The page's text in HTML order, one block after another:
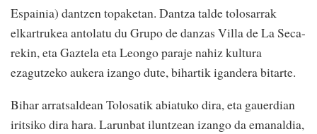
Espainia) dantzen topaketan. Dantza talde tolosarrak
elkartrukea antolatu du Grupo de danzas Villa de La Seca-
rekin, eta Gaztela eta Leongo paraje nahiz kultura
ezagutzeko aukera izango dute, bihartik igandera bitarte.
Bihar arratsaldean Tolosatik abiatuko dira, eta gauerdian
iritsiko dira hara. Larunbat iluntzean izango da emanaldia,